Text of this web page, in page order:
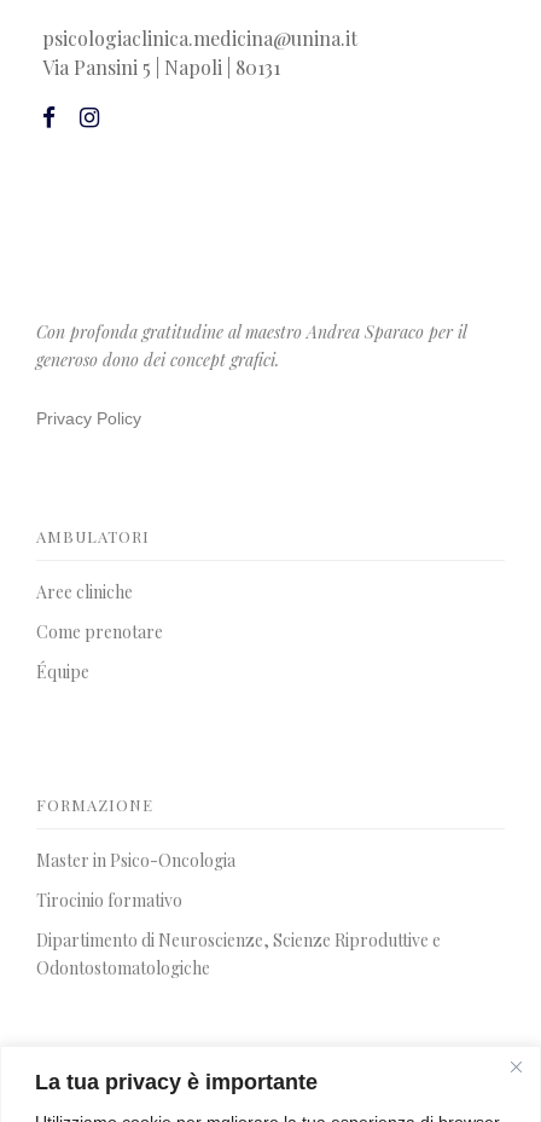
La tua privacy è importante
psicologiaclinica.medicina@unina.it
Via Pansini 5 | Napoli | 80131
Con profonda gratitudine al maestro Andrea Sparaco per il
generoso dono dei concept grafici.
Privacy Policy
AMBULATORI
Aree cliniche
Come prenotare
Équipe
FORMAZIONE
Master in Psico-Oncologia
Tirocinio formativo
Dipartimento di Neuroscienze, Scienze Riproduttive e
Odontostomatologiche